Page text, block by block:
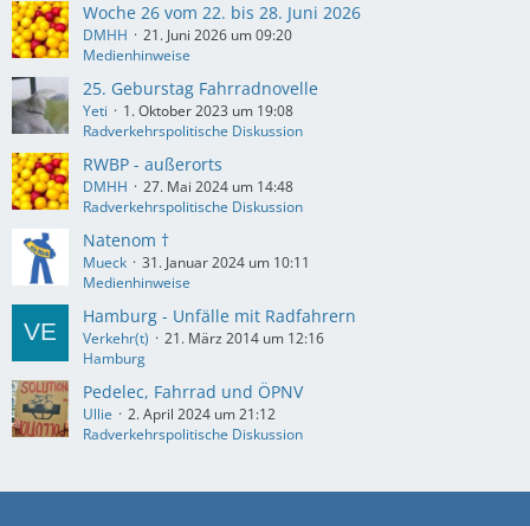
Woche 26 vom 22. bis 28. Juni 2026
DMHH
21. Juni 2026 um 09:20
Medienhinweise
25. Geburstag Fahrradnovelle
Yeti
1. Oktober 2023 um 19:08
Radverkehrspolitische Diskussion
RWBP - außerorts
DMHH
27. Mai 2024 um 14:48
Radverkehrspolitische Diskussion
Natenom †
Mueck
31. Januar 2024 um 10:11
Medienhinweise
Hamburg - Unfälle mit Radfahrern
Verkehr(t)
21. März 2014 um 12:16
Hamburg
Pedelec, Fahrrad und ÖPNV
Ullie
2. April 2024 um 21:12
Radverkehrspolitische Diskussion